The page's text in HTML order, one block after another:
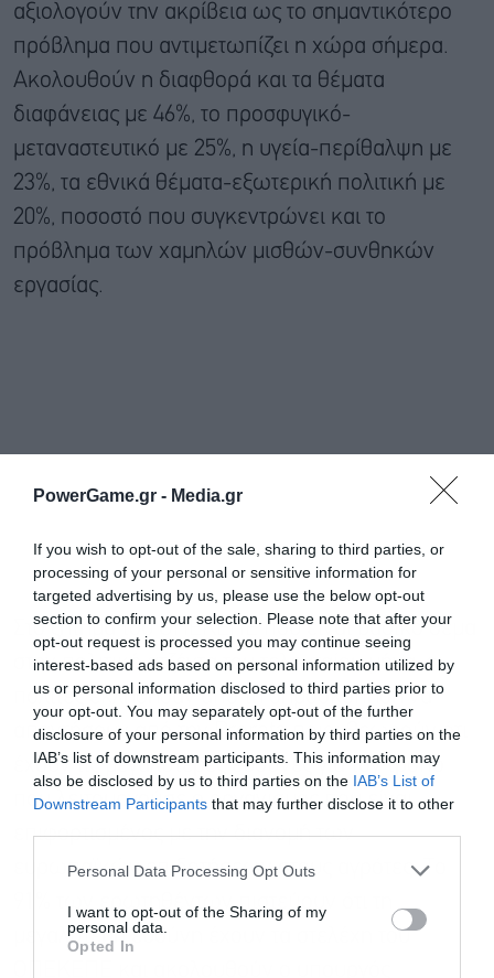
PowerGame.gr - Media.gr
If you wish to opt-out of the sale, sharing to third parties, or
processing of your personal or sensitive information for
targeted advertising by us, please use the below opt-out
section to confirm your selection. Please note that after your
opt-out request is processed you may continue seeing
interest-based ads based on personal information utilized by
us or personal information disclosed to third parties prior to
your opt-out. You may separately opt-out of the further
disclosure of your personal information by third parties on the
IAB’s list of downstream participants. This information may
also be disclosed by us to third parties on the IAB’s List of
Downstream Participants that may further disclose it to other
Personal Data Processing Opt Outs
I want to opt-out of the Sharing of my
personal data.
Opted In
αξιολογούν την ακρίβεια ως το σημαντικότερο
πρόβλημα που αντιμετωπίζει η χώρα σήμερα.
Ακολουθούν η διαφθορά και τα θέματα
διαφάνειας με 46%, το προσφυγικό-
μεταναστευτικό με 25%, η υγεία-περίθαλψη με
23%, τα εθνικά θέματα-εξωτερική πολιτική με
20%, ποσοστό που συγκεντρώνει και το
πρόβλημα των χαμηλών μισθών-συνθηκών
εργασίας.
Στο ζήτημα του ΟΠΕΚΕΠΕ που είναι βασικό θέμα
στην πολιτική ατζέντα του τελευταίου μήνα, οι
πολίτες εκλήθησαν από τη δημοσκόπηση να
απαντήσουν από την Prorata ποιοι θεωρούν ότι
έχουν τις μεγαλύτερες ευθύνες για τον τρόπο
που λειτουργούσε ο οργανισμός που είναι
επιφορτισμένος με την διανομή των
ευρωπαϊκών επιδοτήσεων στους αγρότες. Το
91% των ερωτηθέντων πιστεύουν ότι τη
μεγαλύτερη ευθύνη έχουν τα στελέχη του